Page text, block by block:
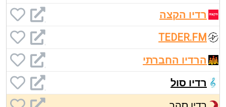
רדיו הקצה
TEDER.FM
הרדיו החברתי
רדיו סול